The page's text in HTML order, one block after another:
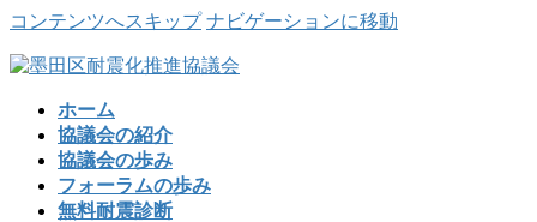
コンテンツへスキップ ナビゲーションに移動
ホーム
協議会の紹介
協議会の歩み
フォーラムの歩み
無料耐震診断